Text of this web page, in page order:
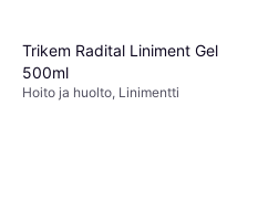
Trikem Radital Liniment Gel
500ml
Hoito ja huolto, Linimentti